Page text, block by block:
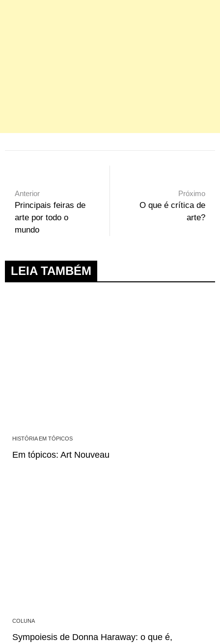
Anterior
Principais feiras de
arte por todo o
mundo
Próximo
O que é crítica de
arte?
LEIA TAMBÉM
HISTÓRIA EM TÓPICOS
Em tópicos: Art Nouveau
COLUNA
Sympoiesis de Donna Haraway: o que é,